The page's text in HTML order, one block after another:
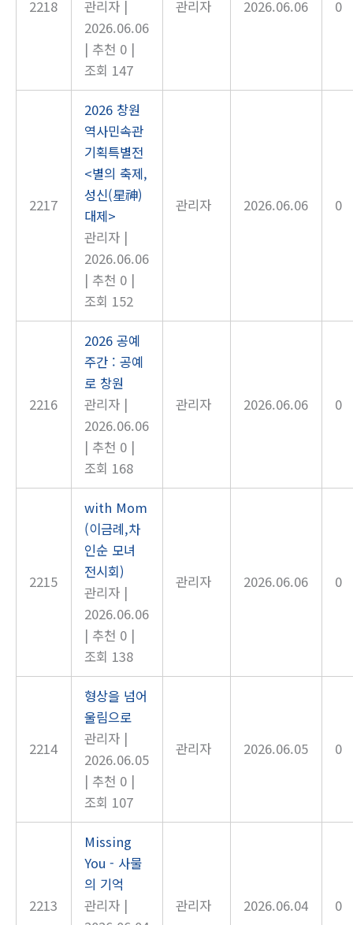
2218
관리자 |
2026.06.06
| 추천 0 |
조회 147
관리자 2026.06.06 0
2217
2026 창원
역사민속관
기획특별전
<별의 축제,
성신(星神)
대제>
관리자 |
2026.06.06
| 추천 0 |
조회 152
관리자 2026.06.06 0
2216
2026 공예
주간 : 공예
로 창원
관리자 |
2026.06.06
| 추천 0 |
조회 168
관리자 2026.06.06 0
2215
with Mom
(이금례,차
인순 모녀
전시회)
관리자 |
2026.06.06
| 추천 0 |
조회 138
관리자 2026.06.06 0
2214
형상을 넘어
울림으로
관리자 |
2026.06.05
| 추천 0 |
조회 107
관리자 2026.06.05 0
2213
Missing
You - 사물
의 기억
관리자 |
관리자 2026.06.04 0